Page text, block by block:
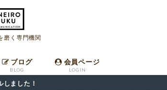
磨く専門機関
発声法
申請フォーム
定申請フォーム
BLOG
ブログ
LOGIN
会員ページ
ました！